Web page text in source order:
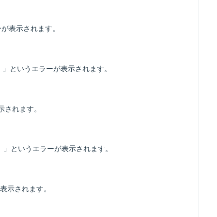
表示されます。
というエラーが表示されます。
れます。
というエラーが表示されます。
示されます。